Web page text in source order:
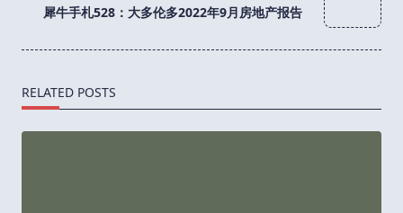
reader-
犀牛手札528：大多伦多2022年9月房地产报告
RELATED POSTS